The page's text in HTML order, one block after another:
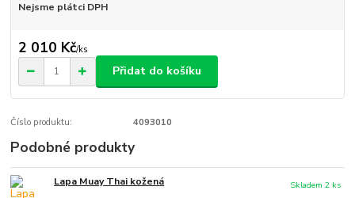
Nejsme plátci DPH
2 010 Kč/ks
Přidat do košíku
Číslo produktu: 4093010
Podobné produkty
Lapa Muay Thai kožená
Skladem 2 ks